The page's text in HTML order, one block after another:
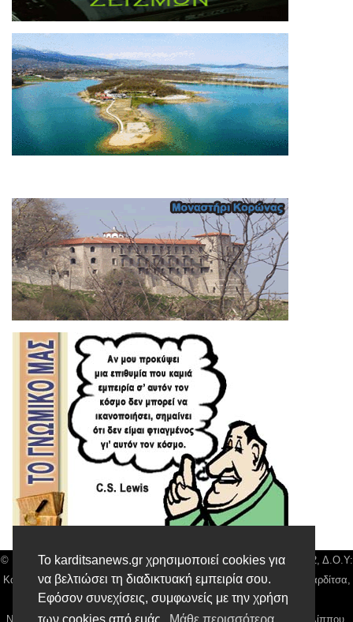
Το karditsanews.gr χρησιμοποιεί cookies για
να βελτιώσει τη διαδικτυακή εμπειρία σου.
Εφόσον συνεχίσεις, συμφωνείς με την χρήση
© Karditsa News | Διακριτικός Τίτλος: Orion Media, ΑΦΜ: 043750542, Δ.Ο.Υ:
Καρδίτσας, Αρ. Γεμή: 018804431000, Δ/νση: Διάκου 10 τ.κ 43132 Καρδίτσα,
Τηλ: 24410 42500, email:news@karditsanews.gr.
Νόμιμος Εκπρόσωπος, Ιδιοκτήτης και Διαχειριστής: Παναγιώτης Φιλίππου,